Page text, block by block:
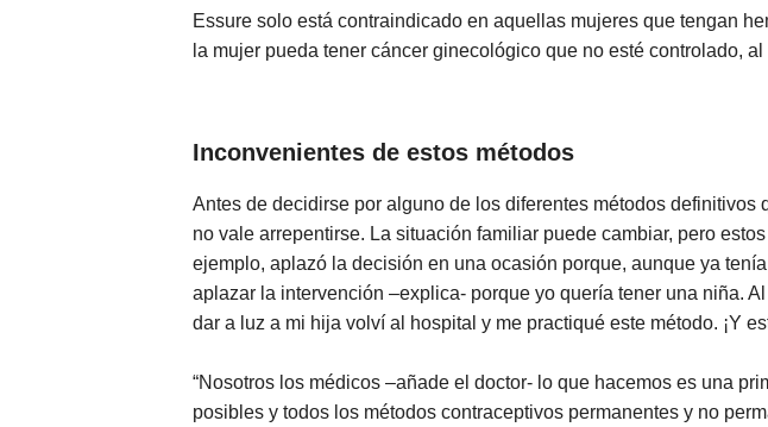
Essure solo está contraindicado en aquellas mujeres que tengan
la mujer pueda tener cáncer ginecológico que no esté controlado,
Inconvenientes de estos métodos
Antes de decidirse por alguno de los diferentes métodos
no vale arrepentirse. La situación familiar puede cambiar, pero
ejemplo, aplazó la decisión en una ocasión porque, aunque ya
aplazar la intervención –explica- porque yo quería tener una niña.
dar a luz a mi hija volví al hospital y me practiqué este método. ¡Y
“Nosotros los médicos –añade el doctor- lo que hacemos es una
posibles y todos los métodos contraceptivos permanentes y no